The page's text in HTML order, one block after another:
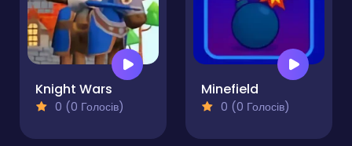
Knight Wars
0 (0 Голосів)
Minefield
0 (0 Голосів)